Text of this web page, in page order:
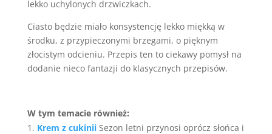
lekko uchylonych drzwiczkach.
Ciasto będzie miało konsystencję lekko miękką w
środku, z przypieczonymi brzegami, o pięknym
złocistym odcieniu. Przepis ten to ciekawy pomysł na
dodanie nieco fantazji do klasycznych przepisów.
W tym temacie również:
Krem z cukinii Sezon letni przynosi oprócz słońca i